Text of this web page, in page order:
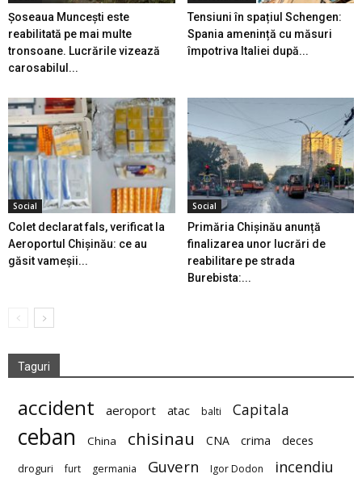
Șoseaua Muncești este
reabilitată pe mai multe
tronsoane. Lucrările vizează
carosabilul...
Tensiuni în spațiul Schengen:
Spania amenință cu măsuri
împotriva Italiei după...
Social
Colet declarat fals, verificat la
Aeroportul Chișinău: ce au
găsit vameșii...
Social
Primăria Chișinău anunță
finalizarea unor lucrări de
reabilitare pe strada
Burebista:...
Taguri
accident aeroport atac balti Capitala
ceban China chisinau CNA crima deces
droguri furt germania Guvern Igor Dodon incendiu